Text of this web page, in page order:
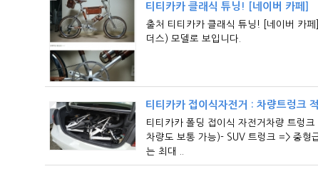
티티카카 클래식 튜닝! [네이버 카페]
출처 티티카카 클래식 튜닝! [네이버 카
더스) 모델로 보입니다.
티티카카 접이식자전거 : 차량트렁크 적
티티카카 폴딩 접이식 자전거차량 트렁
차량도 보통 가능)​- SUV 트렁크 => 중형
는 최대 ..